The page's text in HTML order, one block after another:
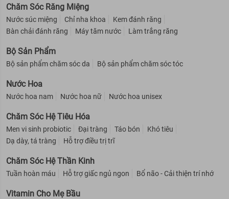
đạo, bảo vệ da tự nhiên và hạn chế sự phát triển của vi
khuẩn gây bệnh.
Thành phần tự nhiên Lactoserumgiúp bảo vệ dịu nhẹ cho
làn da nhạy cảm, ngăn ngừa viêm nhiễm.
Độ pH cân bằng 3.5-4.7 giữ âm đạo có độ ẩm tự nhiên ngay
sau khi rửa.
Đã kiểm nghiệm trên da, an toàn và phù hợp để sử dụng
hàng ngày.
Chăm Sóc Răng Miệng
Nước súc miệng Chỉ nha khoa
Kem đánh răng
Bàn chải đánh răng
Máy tăm nước Làm trắng răng
Bộ Sản Phẩm
Bộ sản phẩm chăm sóc da Bộ sản phẩm chăm sóc tóc
Nước Hoa
Nước hoa nam Nước hoa nữ Nước hoa unisex
Chăm Sóc Hệ Tiêu Hóa
Men vi sinh probiotic Đại tràng Táo bón
Khó tiêu
Dạ dày, tá tràng
Hỗ trợ điều trị trĩ
Chăm Sóc Hệ Thần Kinh
Tuần hoàn máu Hỗ trợ giấc ngủ ngon Bổ não - Cải thiện trí nhớ
Vitamin Cho Mẹ Bầu